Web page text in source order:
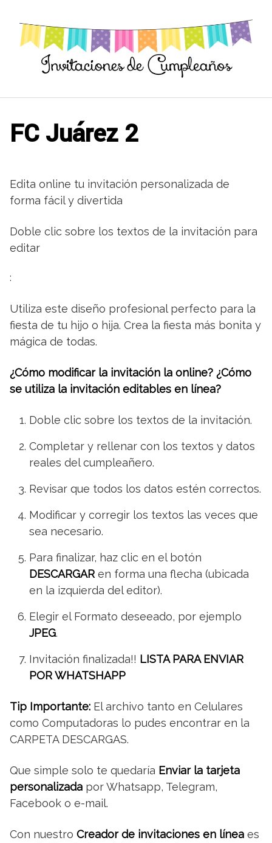
contenido
FC Juárez 2
Edita online tu invitación personalizada de
forma fácil y divertida
Doble clic sobre los textos de la invitación para
editar
:
Utiliza este diseño profesional perfecto para la
fiesta de tu hijo o hija. Crea la fiesta más bonita y
mágica de todas.
¿Cómo modificar la invitación la online? ¿Cómo
se utiliza la invitación editables en línea?
Doble clic sobre los textos de la invitación.
Completar y rellenar con los textos y datos
reales del cumpleañero.
Revisar que todos los datos estén correctos.
Modificar y corregir los textos las veces que
sea necesario.
Para finalizar, haz clic en el botón
DESCARGAR en forma una flecha (ubicada
en la izquierda del editor).
Elegir el Formato deseeado, por ejemplo
JPEG.
Invitación finalizada!! LISTA PARA ENVIAR
POR WHATSHAPP
Tip Importante: El archivo tanto en Celulares
como Computadoras lo pudes encontrar en la
CARPETA DESCARGAS.
Que simple solo te quedaría Enviar la tarjeta
personalizada por Whatsapp, Telegram,
Facebook o e-mail.
Con nuestro Creador de invitaciones en línea es